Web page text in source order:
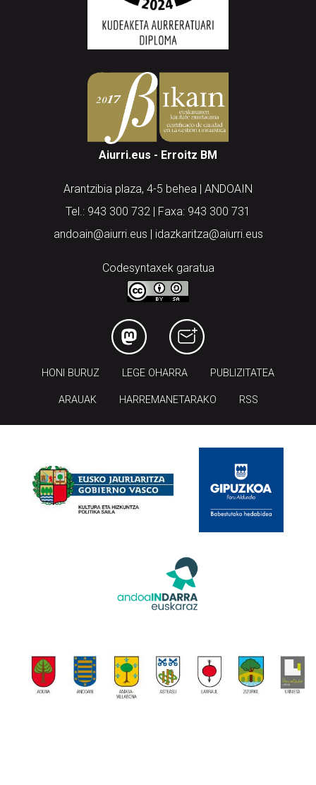
Aiurri.eus - Erroitz BM
Arantzibia plaza, 4-5 behea | ANDOAIN
Tel.: 943 300 732 | Faxa: 943 300 731
andoain@aiurri.eus | idazkaritza@aiurri.eus
Codesyntaxek garatua
HONI BURUZ LEGE OHARRA PUBLIZITATEA
ARAUAK HARREMANETARAKO RSS